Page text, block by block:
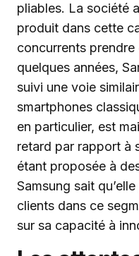
pliables. La société
produit dans cette
concurrents
quelques années,
suivi une voie
smartphones
en particulier, est
retard par rapport à
étant proposée à
Samsung sait
clients dans ce
sur sa capacité à